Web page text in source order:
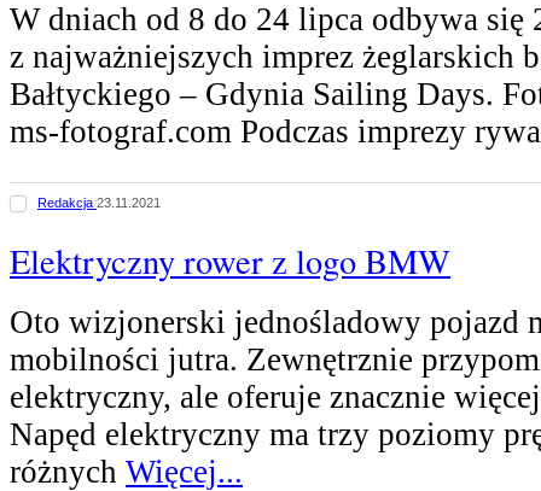
W dniach od 8 do 24 lipca odbywa się
z najważniejszych imprez żeglarskich
Bałtyckiego – Gdynia Sailing Days.
ms-fotograf.com Podczas imprezy
Redakcja 23.11.2021
Elektryczny rower z logo BMW
Oto wizjonerski jednośladowy pojazd
mobilności jutra. Zewnętrznie
elektryczny, ale oferuje znacznie
Napęd elektryczny ma trzy poziomy
różnych Więcej...